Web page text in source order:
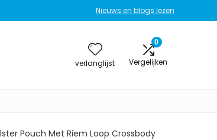
Nieuws en blogs lezen
verlanglijst
0
Vergelijken
Pouch Met Riem Loop Crossbody